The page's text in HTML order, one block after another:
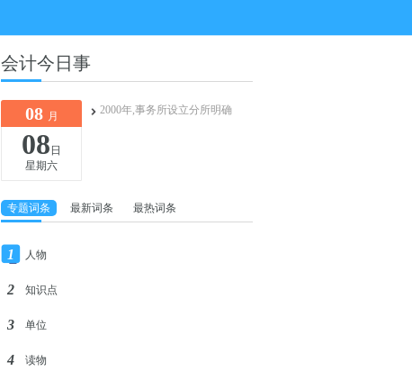
会计今日事
08 月
08 日
星期六
2000年,事务所设立分所明确
专题词条 最新词条 最热词条
1 人物
2 知识点
3 单位
4 读物